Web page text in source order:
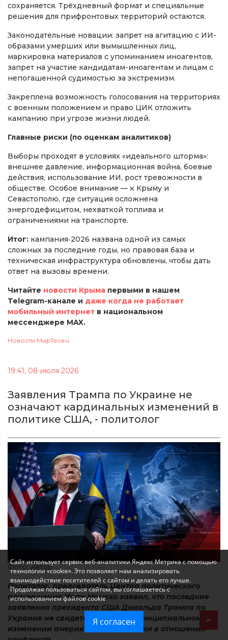
сохраняется. Трёхдневный формат и специальные
решения для прифронтовых территорий остаются.
Законодательные новации: запрет на агитацию с ИИ-
образами умерших или вымышленных лиц,
маркировка материалов с упоминанием иноагентов,
запрет на участие кандидатам-иноагентам и лицам с
непогашенной судимостью за экстремизм.
Закреплена возможность голосования на территориях
с военным положением и право ЦИК отложить
кампанию при угрозе жизни людей.
Главные риски (по оценкам аналитиков)
Выборы проходят в условиях «идеального шторма»:
внешнее давление, информационная война, боевые
действия, использование ИИ, рост тревожности в
обществе. Особое внимание — к Крыму и
Севастополю, где ситуация осложнена
энергодефицитом, нехваткой топлива и
ограничениями на транспорте.
Итог: кампания‑2026 названа одной из самых
сложных за последние годы, но правовая база и
техническая инфраструктура обновлены, чтобы дать
ответ на вызовы времени.
Читайте новости Крыма первыми в нашем
Telegram-канале и даже когда не работает
мобильный интернет в национальном
мессенджере MAX.
Новости МирТесен
19:41, 08 июля 2026
Заявления Трампа по Украине не
означают кардинальных изменений в
политике США, - политолог
Фото: Автор
Политолог, председатель Центра политического
просвещения Иван Мезюхо заявил, что последние
заявления президента США Дональда Трампа по
Украине не свидетельствуют о принципиальном
изменении американской политики в отношении
Сайт использует сервис веб-аналитики Яндекс Метрика с помощью
технологии «cookie». Это позволяет нам анализировать
взаимодействие посетителей с сайтом и делать его лучше.
Продолжая пользоваться сайтом, вы соглашаетесь с
использованием файлов cookie
Я согласен